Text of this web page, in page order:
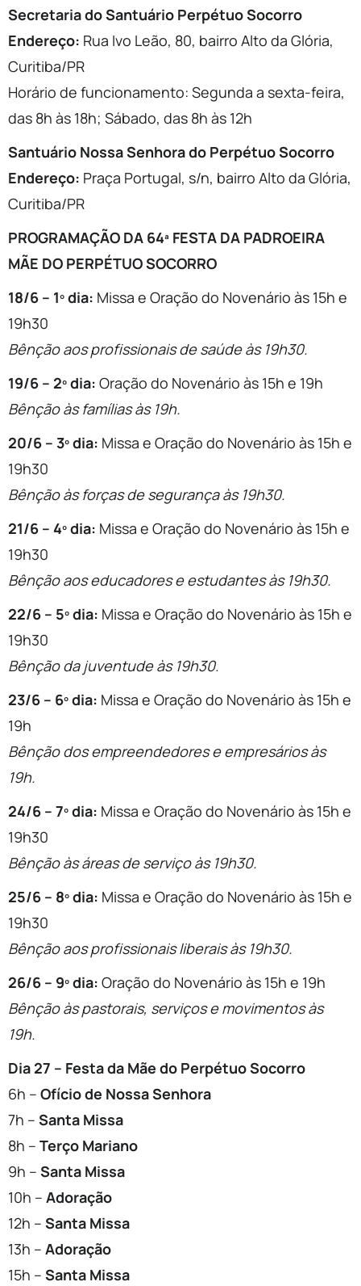
Secretaria do Santuário Perpétuo Socorro
Endereço: Rua Ivo Leão, 80, bairro Alto da Glória,
Curitiba/PR
Horário de funcionamento: Segunda a sexta-feira,
das 8h às 18h; Sábado, das 8h às 12h
Santuário Nossa Senhora do Perpétuo Socorro
Endereço: Praça Portugal, s/n, bairro Alto da Glória,
Curitiba/PR
PROGRAMAÇÃO DA 64ª FESTA DA PADROEIRA
MÃE DO PERPÉTUO SOCORRO
18/6 – 1º dia: Missa e Oração do Novenário às 15h e
19h30
Bênção aos profissionais de saúde às 19h30.
19/6 – 2º dia: Oração do Novenário às 15h e 19h
Bênção às famílias às 19h.
20/6 – 3º dia: Missa e Oração do Novenário às 15h e
19h30
Bênção às forças de segurança às 19h30.
21/6 – 4º dia: Missa e Oração do Novenário às 15h e
19h30
Bênção aos educadores e estudantes às 19h30.
22/6 – 5º dia: Missa e Oração do Novenário às 15h e
19h30
Bênção da juventude às 19h30.
23/6 – 6º dia: Missa e Oração do Novenário às 15h e
19h
Bênção dos empreendedores e empresários às
19h.
24/6 – 7º dia: Missa e Oração do Novenário às 15h e
19h30
Bênção às áreas de serviço às 19h30.
25/6 – 8º dia: Missa e Oração do Novenário às 15h e
19h30
Bênção aos profissionais liberais às 19h30.
26/6 – 9º dia: Oração do Novenário às 15h e 19h
Bênção às pastorais, serviços e movimentos às
19h.
Dia 27 – Festa da Mãe do Perpétuo Socorro
6h – Ofício de Nossa Senhora
7h – Santa Missa
8h – Terço Mariano
9h – Santa Missa
10h – Adoração
12h – Santa Missa
13h – Adoração
15h – Santa Missa